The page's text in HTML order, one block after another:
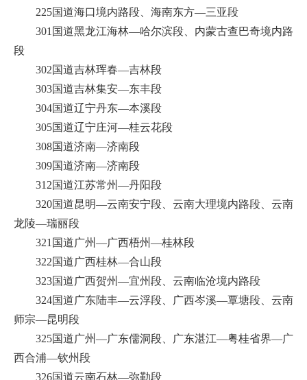
225国道海口境内路段、海南东方—三亚段
301国道黑龙江海林—哈尔滨段、内蒙古查巴奇境内路
段
302国道吉林珲春—吉林段
303国道吉林集安—东丰段
304国道辽宁丹东—本溪段
305国道辽宁庄河—桂云花段
308国道济南—济南段
309国道济南—济南段
312国道江苏常州—丹阳段
320国道昆明—云南安宁段、云南大理境内路段、云南
龙陵—瑞丽段
321国道广州—广西梧州—桂林段
322国道广西桂林—合山段
323国道广西贺州—宜州段、云南临沧境内路段
324国道广东陆丰—云浮段、广西岑溪—覃塘段、云南
师宗—昆明段
325国道广州—广东儒洞段、广东湛江—粤桂省界—广
西合浦—钦州段
326国道云南石林—弥勒段